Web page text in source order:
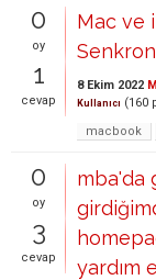
0
oy
1
cevap
Mac ve
8 Ekim 2022
Kullanıcı (160
macbook
0
oy
3
cevap
mba'da
yardım